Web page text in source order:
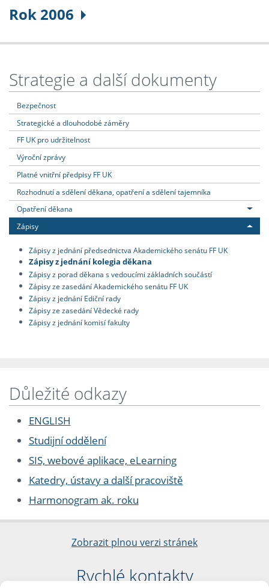
Rok 2006
Strategie a další dokumenty
Bezpečnost
Strategické a dlouhodobé záměry
FF UK pro udržitelnost
Výroční zprávy
Platné vnitřní předpisy FF UK
Rozhodnutí a sdělení děkana, opatření a sdělení tajemníka
Opatření děkana
Zápisy
Zápisy z jednání předsednictva Akademického senátu FF UK
Zápisy z jednání kolegia děkana
Zápisy z porad děkana s vedoucími základních součástí
Zápisy ze zasedání Akademického senátu FF UK
Zápisy z jednání Ediční rady
Zápisy ze zasedání Vědecké rady
Zápisy z jednání komisí fakulty
Důležité odkazy
ENGLISH
Studijní oddělení
SIS, webové aplikace, eLearning
Katedry, ústavy a další pracoviště
Harmonogram ak. roku
Zobrazit plnou verzi stránek
Rychlé kontakty